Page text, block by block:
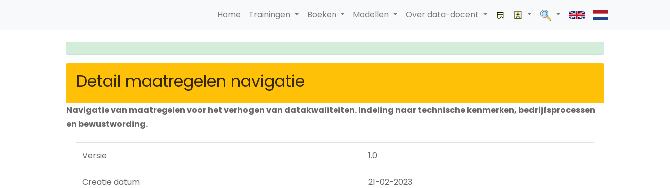
Home Trainingen Boeken Modellen Over data-docent
Detail maatregelen navigatie
Navigatie van maatregelen voor het verhogen van datakwaliteiten. Indeling naar technische kenmerken, bedrijfsprocessen
en bewustwording.
Versie 1.0
Creatie datum 21-02-2023